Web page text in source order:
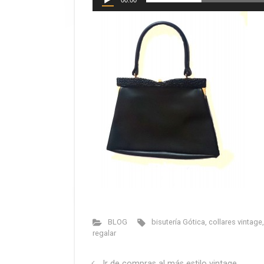
BLOG bisutería Gótica, collares vintage,
regalar